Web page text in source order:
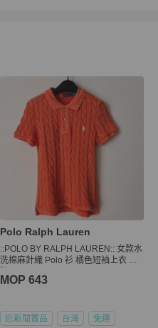
推薦精品
Polo Ralph Lauren
::POLO BY RALPH LAUREN:: 女款水
洗棉麻針織 Polo 衫 橘色短袖上衣 M
MOP 643
近新閒置品 台灣 免運